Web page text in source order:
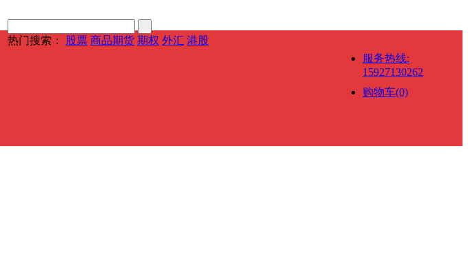
热门搜索： 股票 商品期货 期权 外汇 港股
服务热线:
15927130262
购物车(0)